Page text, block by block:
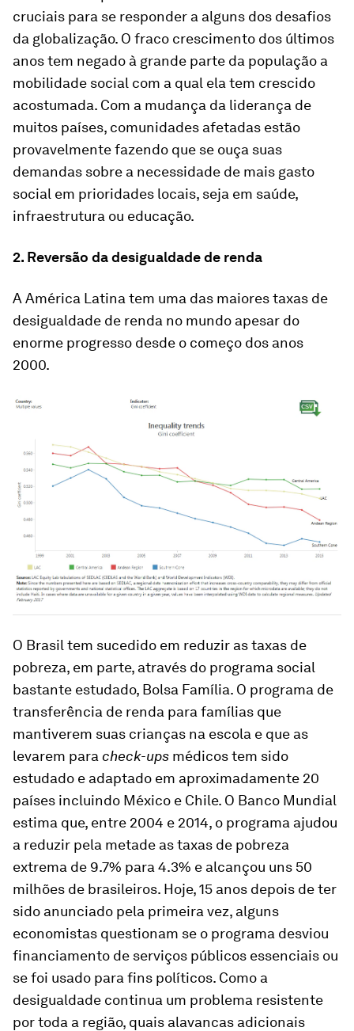
cruciais para se responder a alguns dos desafios
da globalização. O fraco crescimento dos últimos
anos tem negado à grande parte da população a
mobilidade social com a qual ela tem crescido
acostumada. Com a mudança da liderança de
muitos países, comunidades afetadas estão
provavelmente fazendo que se ouça suas
demandas sobre a necessidade de mais gasto
social em prioridades locais, seja em saúde,
infraestrutura ou educação.
2. Reversão da desigualdade de renda
A América Latina tem uma das maiores taxas de
desigualdade de renda no mundo apesar do
enorme progresso desde o começo dos anos
2000.
O Brasil tem sucedido em reduzir as taxas de
pobreza, em parte, através do programa social
bastante estudado, Bolsa Família. O programa de
transferência de renda para famílias que
mantiverem suas crianças na escola e que as
levarem para check-ups médicos tem sido
estudado e adaptado em aproximadamente 20
países incluindo México e Chile. O Banco Mundial
estima que, entre 2004 e 2014, o programa ajudou
a reduzir pela metade as taxas de pobreza
extrema de 9.7% para 4.3% e alcançou uns 50
milhões de brasileiros. Hoje, 15 anos depois de ter
sido anunciado pela primeira vez, alguns
economistas questionam se o programa desviou
financiamento de serviços públicos essenciais ou
se foi usado para fins políticos. Como a
desigualdade continua um problema resistente
por toda a região, quais alavancas adicionais